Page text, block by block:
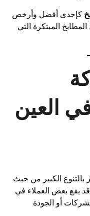
كإحدى أفضل وأرخص
المبتكرة التي
العين
الكبير من حيث
قد يقع بعض العملاء في
أو الجودة